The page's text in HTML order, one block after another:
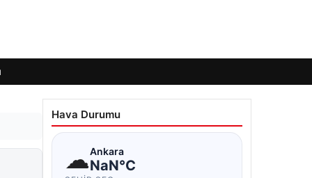
Hava Durumu
☁Ankara
NaN°C